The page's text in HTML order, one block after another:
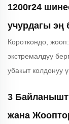
1200r24
учурдагы эң
Короткондо,
экстремалдуу
убакыт колдонуу
3
жана